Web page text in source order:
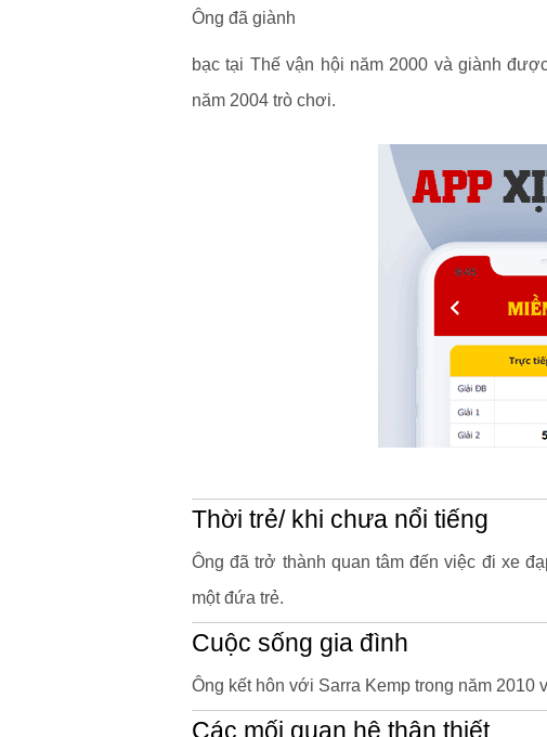
Ông đã giành
bạc tại Thế vận hội năm 2000 và giành
năm 2004 trò chơi.
Thời trẻ/ khi chưa nổi tiếng
Ông đã trở thành quan tâm đến việc đi xe
một đứa trẻ.
Cuộc sống gia đình
Ông kết hôn với Sarra Kemp trong năm 2010
Các mối quan hệ thân thiết